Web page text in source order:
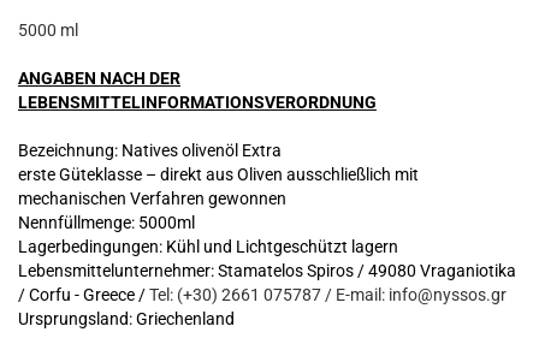
5000 ml
ANGABEN NACH DER
LEBENSMITTELINFORMATIONSVERORDNUNG
Bezeichnung: Natives olivenöl Extra
erste Güteklasse – direkt aus Oliven ausschließlich mit
mechanischen Verfahren gewonnen
Nennfüllmenge: 5000ml
Lagerbedingungen: Kühl und Lichtgeschützt lagern
Lebensmittelunternehmer: Stamatelos Spiros / 49080 Vraganiotika
/ Corfu - Greece /Tel: (+30) 2661 075787 / E-mail: info@nyssos.gr
Ursprungsland: Griechenland